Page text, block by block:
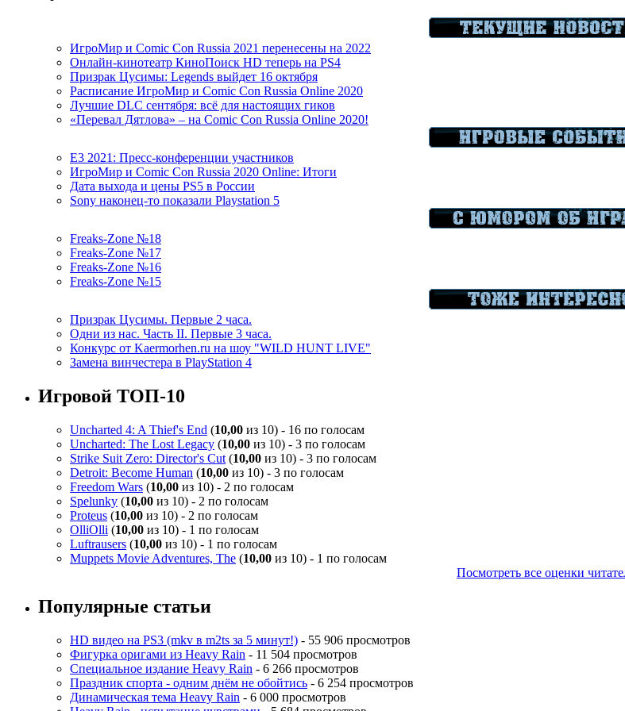
ИгроМир и Comic Con Russia 2021 перенесены на 2022
Онлайн-кинотеатр КиноПоиск HD теперь на PS4
Призрак Цусимы: Legends выйдет 16 октября
Расписание ИгроМир и Comic Con Russia Online 2020
Лучшие DLC сентября: всё для настоящих гиков
«Перевал Дятлова» – на Comic Con Russia Online 2020!
E3 2021: Пресс-конференции участников
ИгроМир и Comic Con Russia 2020 Online: Итоги
Дата выхода и цены PS5 в России
Sony наконец-то показали Playstation 5
Freaks-Zone №18
Freaks-Zone №17
Freaks-Zone №16
Freaks-Zone №15
Призрак Цусимы. Первые 2 часа.
Одни из нас. Часть II. Первые 3 часа.
Конкурс от Kaermorhen.ru на шоу "WILD HUNT LIVE"
Замена винчестера в PlayStation 4
Игровой ТОП-10
Uncharted 4: A Thief's End (10,00 из 10) - 16 по голосам
Uncharted: The Lost Legacy (10,00 из 10) - 3 по голосам
Strike Suit Zero: Director's Cut (10,00 из 10) - 3 по голосам
Detroit: Become Human (10,00 из 10) - 3 по голосам
Freedom Wars (10,00 из 10) - 2 по голосам
Spelunky (10,00 из 10) - 2 по голосам
Proteus (10,00 из 10) - 2 по голосам
OlliOlli (10,00 из 10) - 1 по голосам
Luftrausers (10,00 из 10) - 1 по голосам
Muppets Movie Adventures, The (10,00 из 10) - 1 по голосам
Посмотреть все оценки
Популярные статьи
HD видео на PS3 (mkv в m2ts за 5 минут!) - 55 906 просмотров
Фигурка оригами из Heavy Rain - 11 504 просмотров
Специальное издание Heavy Rain - 6 266 просмотров
Праздник спорта - одним днём не обойтись - 6 254 просмотров
Динамическая тема Heavy Rain - 6 000 просмотров